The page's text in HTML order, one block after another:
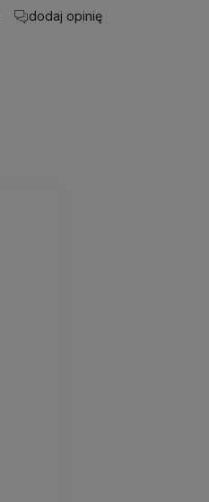
dodaj opinię